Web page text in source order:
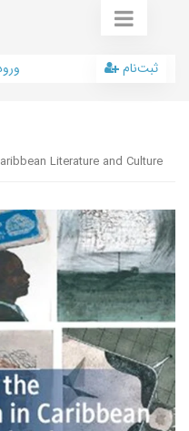
ثبت‌نام
Literature and Culture